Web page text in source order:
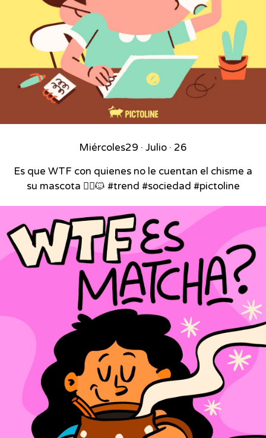
Miércoles29 · Julio · 26
Es que WTF con quienes no le cuentan el chisme a
su mascota 🙂‍↕️🐱 #trend #sociedad #pictoline